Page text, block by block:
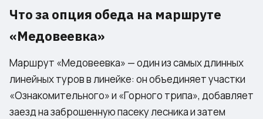
Что за опция обеда на маршруте
«Медовеевка»
Маршрут «Медовеевка» — один из самых длинных
линейных туров в линейке: он объединяет участки
«Ознакомительного» и «Горного трипа», добавляет
заезд на заброшенную пасеку лесника и затем